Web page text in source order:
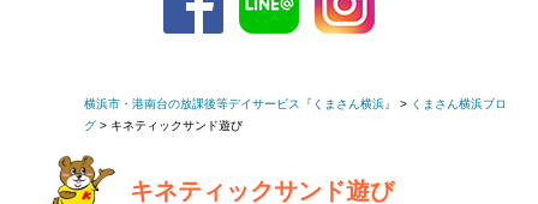
横浜市・港南台の放課後等デイサービス『くまさん横浜』 > くまさん横浜ブロ
グ > キネティックサンド遊び
キネティックサンド遊び